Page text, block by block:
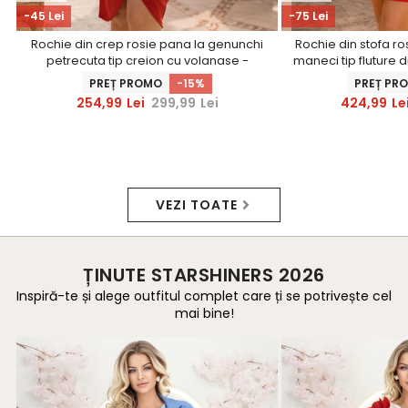
-45 Lei
Rochie din crep rosie pana la genunchi
petrecuta tip creion cu volanase -
StarShinerS
PREȚ PROMO -15%
254,99 Lei 299,99 Lei
-75 Lei
Rochie din stofa
maneci tip fluture
umeri -
PREȚ
424,99
VEZI TOATE
ȚINUTE STARSHINERS 2026
Inspiră-te și alege outfitul complet care ți se potrivește cel
mai bine!